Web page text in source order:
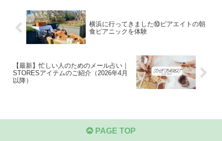
横浜に行ってきました⑩ピアエイトの朝
食ピアニックを体験
【最新】忙しい人のためのメール占い｜
STORESアイテムのご紹介（2026年4月
以降）
PAGE TOP